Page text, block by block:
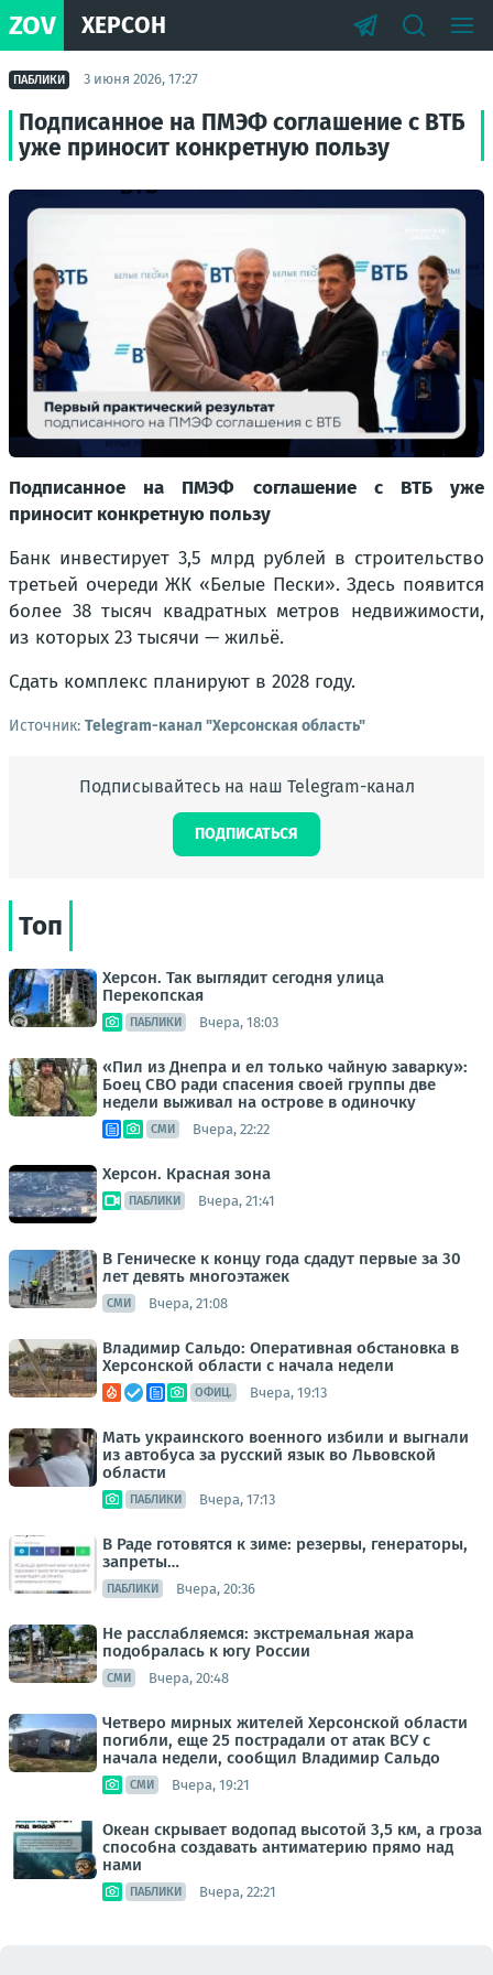
ZOV ХЕРСОН
ПАБЛИКИ 3 июня 2026, 17:27
Подписанное на ПМЭФ соглашение с ВТБ
уже приносит конкретную пользу
Подписанное на ПМЭФ соглашение с ВТБ уже
приносит конкретную пользу
Банк инвестирует 3,5 млрд рублей в строительство
третьей очереди ЖК «Белые Пески». Здесь появится
более 38 тысяч квадратных метров недвижимости,
из которых 23 тысячи — жильё.
Сдать комплекс планируют в 2028 году.
Источник: Telegram-канал "Херсонская область"
Подписывайтесь на наш Telegram-канал
ПОДПИСАТЬСЯ
Топ
Херсон. Так выглядит сегодня улица
Перекопская
ПАБЛИКИ Вчера, 18:03
«Пил из Днепра и ел только чайную заварку»:
Боец СВО ради спасения своей группы две
недели выживал на острове в одиночку
СМИ Вчера, 22:22
Херсон. Красная зона
ПАБЛИКИ Вчера, 21:41
В Геническе к концу года сдадут первые за 30
лет девять многоэтажек
СМИ Вчера, 21:08
Владимир Сальдо: Оперативная обстановка в
Херсонской области с начала недели
ОФИЦ. Вчера, 19:13
Мать украинского военного избили и выгнали
из автобуса за русский язык во Львовской
области
ПАБЛИКИ Вчера, 17:13
В Раде готовятся к зиме: резервы, генераторы,
запреты…
ПАБЛИКИ Вчера, 20:36
Не расслабляемся: экстремальная жара
подобралась к югу России
СМИ Вчера, 20:48
Четверо мирных жителей Херсонской области
погибли, еще 25 пострадали от атак ВСУ с
начала недели, сообщил Владимир Сальдо
СМИ Вчера, 19:21
Океан скрывает водопад высотой 3,5 км, а гроза
способна создавать антиматерию прямо над
нами
ПАБЛИКИ Вчера, 22:21